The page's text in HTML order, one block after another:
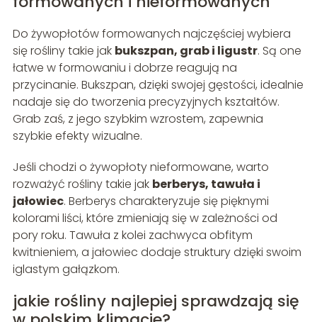
Do żywopłotów formowanych najczęściej wybiera
się rośliny takie jak bukszpan, grab i ligustr. Są one
łatwe w formowaniu i dobrze reagują na
przycinanie. Bukszpan, dzięki swojej gęstości, idealnie
nadaje się do tworzenia precyzyjnych kształtów.
Grab zaś, z jego szybkim wzrostem, zapewnia
szybkie efekty wizualne.
Jeśli chodzi o żywopłoty nieformowane, warto
rozważyć rośliny takie jak berberys, tawuła i
jałowiec. Berberys charakteryzuje się pięknymi
kolorami liści, które zmieniają się w zależności od
pory roku. Tawuła z kolei zachwyca obfitym
kwitnieniem, a jałowiec dodaje struktury dzięki swoim
iglastym gałązkom.
jakie rośliny najlepiej sprawdzają się